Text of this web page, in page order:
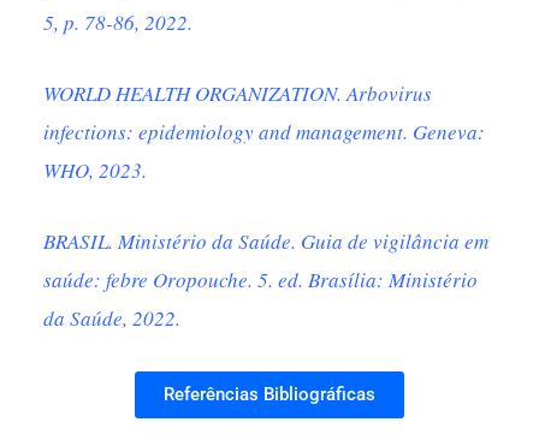
5, p. 78-86, 2022.
WORLD HEALTH ORGANIZATION. Arbovirus
infections: epidemiology and management. Geneva:
WHO, 2023.
BRASIL. Ministério da Saúde. Guia de vigilância em
saúde: febre Oropouche. 5. ed. Brasília: Ministério
da Saúde, 2022.
Referências Bibliográficas